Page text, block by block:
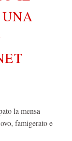
la mensa
famigerato e